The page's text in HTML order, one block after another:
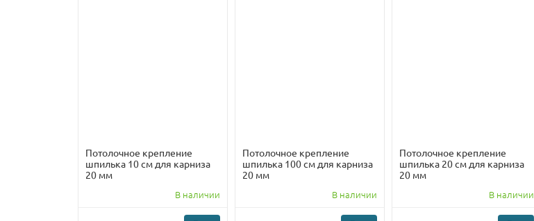
Потолочное крепление
шпилька 10 см для карниза
20 мм
В наличии
Потолочное крепление
шпилька 100 см для карниза
20 мм
В наличии
Потолочное крепление
шпилька 20 см для карниза
20 мм
В наличии